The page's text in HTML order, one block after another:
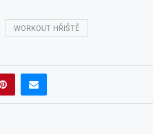
WORKOUT HŘIŠTĚ